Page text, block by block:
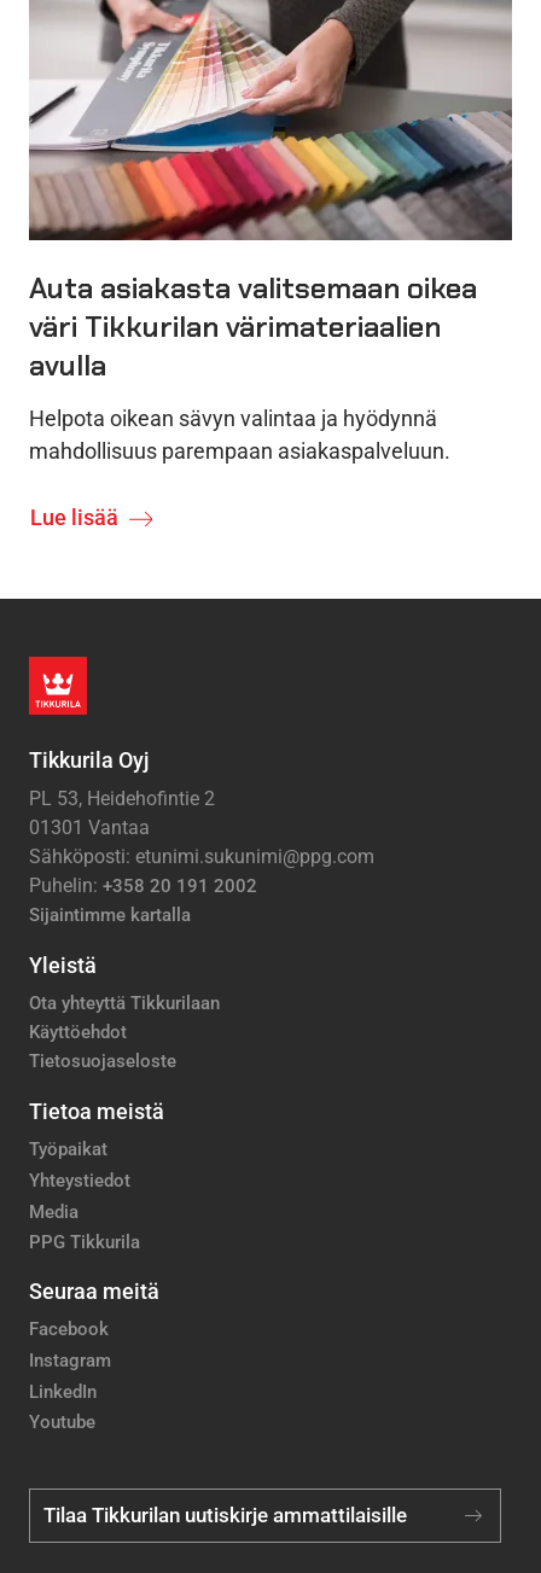
Auta asiakasta valitsemaan oikea
väri Tikkurilan värimateriaalien
avulla
Helpota oikean sävyn valintaa ja hyödynnä
mahdollisuus parempaan asiakaspalveluun.
Lue lisää
Tikkurila Oyj
PL 53, Heidehofintie 2
01301 Vantaa
Sähköposti: etunimi.sukunimi@ppg.com
Puhelin: +358 20 191 2002
Sijaintimme kartalla
Yleistä
Ota yhteyttä Tikkurilaan
Käyttöehdot
Tietosuojaseloste
Tietoa meistä
Työpaikat
Yhteystiedot
Media
PPG Tikkurila
Seuraa meitä
Facebook
Instagram
LinkedIn
Youtube
Tilaa Tikkurilan uutiskirje ammattilaisille